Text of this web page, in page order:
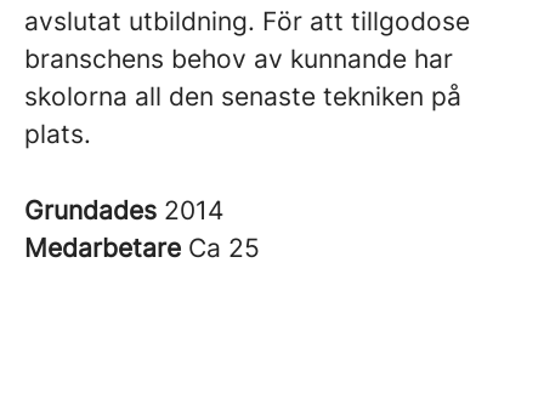
avslutat utbildning. För att tillgodose
branschens behov av kunnande har
skolorna all den senaste tekniken på
plats.
Grundades 2014
Medarbetare Ca 25